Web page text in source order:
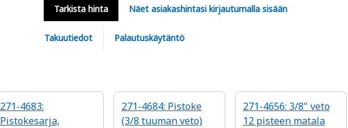
Tarkista hinta Näet asiakashintasi kirjautumalla sisään
Takuutiedot Palautuskäytäntö
271-4683:
Pistokesarja,
271-4684: Pistoke
(3/8 tuuman veto)
271-4656: 3/8" veto
12 pisteen matala